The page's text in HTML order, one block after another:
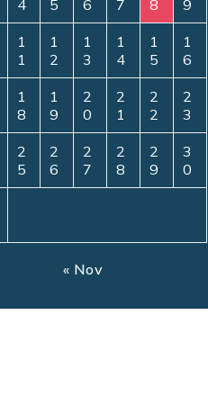
4 5 6 7 8 9
1
1
1
2
1
3
1
4
1
5
1
6
1
8
1
9
2
0
2
1
2
2
2
3
2
5
2
6
2
7
2
8
2
9
3
0
« Nov